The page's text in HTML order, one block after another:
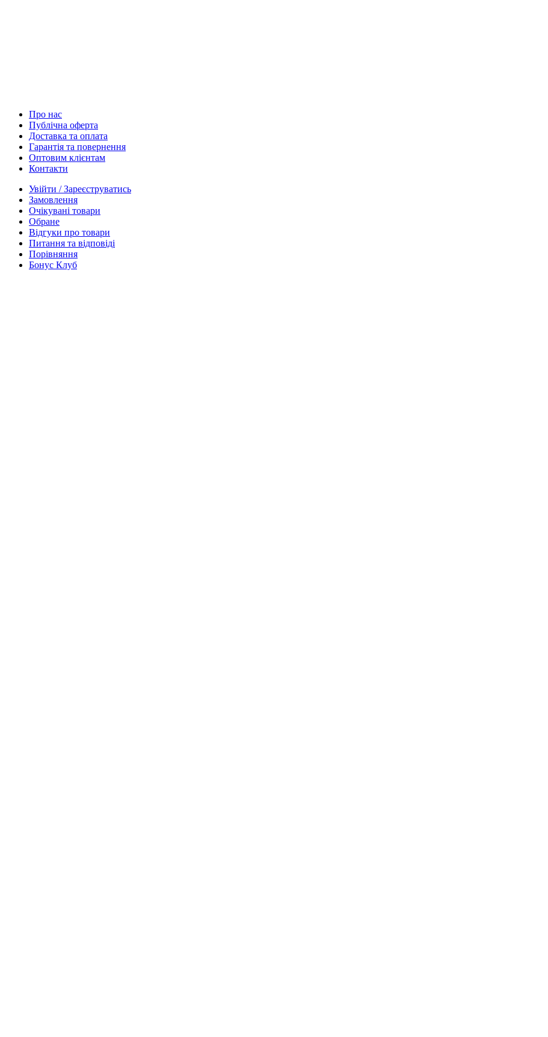
Про нас
Публічна оферта
Доставка та оплата
Гарантія та повернення
Оптовим клієнтам
Контакти
Увійти / Зареєструватись
Замовлення
Очікувані товари
Обране
Відгуки про товари
Питання та відповіді
Порівняння
Бонус Клуб